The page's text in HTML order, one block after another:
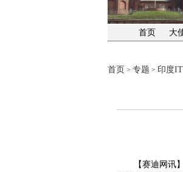
首页 大
首页 > 专题 > 印度
【赛迪网讯